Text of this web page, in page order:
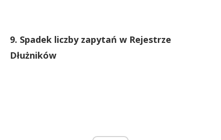
9. Spadek liczby zapytań w Rejestrze
Dłużników